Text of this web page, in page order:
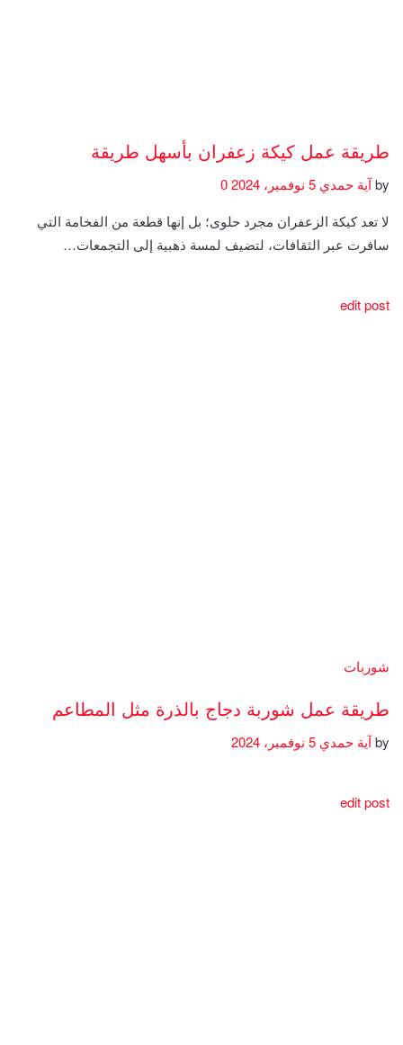
طريقة عمل كيكة زعفران بأسهل طريقة
byآية حمدي
لا تعد كيكة الزعفران مجرد حلوى؛ بل إنها قطعة من الفخامة التي
سافرت عبر الثقافات، لتضيف لمسة ذهبية إلى التجمعات…
edit post
شوربات
طريقة عمل شوربة دجاج بالذرة مثل المطاعم
byآية حمدي
edit post